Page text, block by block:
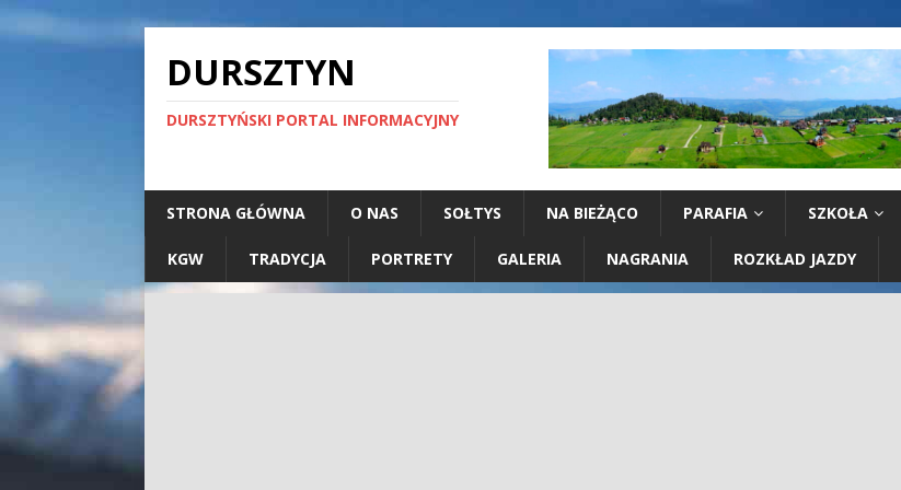
DURSZTYN
DURSZTYŃSKI PORTAL INFORMACYJNY
STRONA GŁÓWNA O NAS SOŁTYS NA BIEŻĄCO PARAFIA SZKOŁA
KGW TRADYCJA PORTRETY GALERIA NAGRANIA ROZKŁAD JAZDY